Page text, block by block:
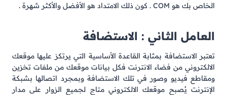
الخاص بك هو COM . كون ذلك الامتداد هو الأفضل والأكثر شهرة .
العامل الثاني : الاستضافة
تعتبر الاستضافة بمثابة القاعدة الأساسية التي يرتكز عليها موقعك
الالكتروني من فضاء الانترنت فكل بيانات موقعك من ملفات تخزين
ومقاطع فيديو وصور في تلك الاستضافة وبمجرد اتصالها بشبكة
الإنترنت يُصبح موقعك الالكتروني متاج لجميع الزوار على مدار